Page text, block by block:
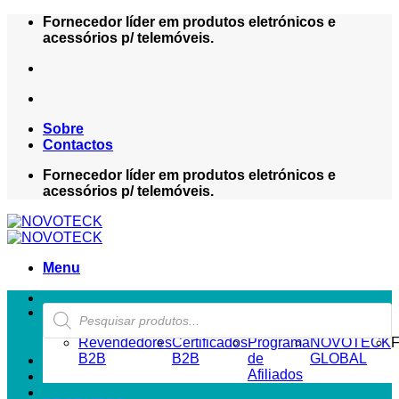
Skip
Fornecedor líder em produtos eletrónicos e
acessórios p/ telemóveis.
Sobre
Contactos
Fornecedor líder em produtos eletrónicos e
acessórios p/ telemóveis.
Menu
Products
search
ZONA REVENDEDOR-B2B
Revendedores
B2B
Certificados
B2B
Programa
de
Afiliados
NOVOTECK
GLOBAL